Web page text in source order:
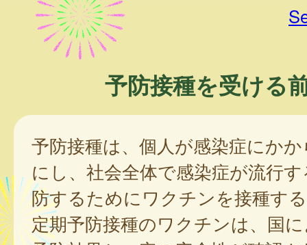
予防接種を受ける
予防接種は、個人が感染症にか
にし、社会全体で感染症が流行
防するためにワクチンを接種す
定期予防接種のワクチンは、国